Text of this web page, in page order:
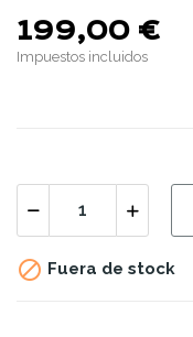
199,00 €
Impuestos incluidos
 Fuera de stock